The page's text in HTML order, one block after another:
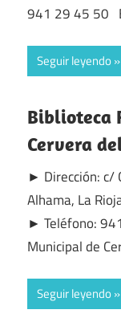
941 29 45 50
Seguir leyendo
Biblioteca
Cervera
► Dirección: c/
Alhama, La
► Teléfono:
Municipal de
Seguir leyendo